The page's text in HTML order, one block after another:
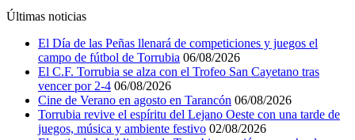
Últimas noticias
El Día de las Peñas llenará de competiciones y juegos el
campo de fútbol de Torrubia 06/08/2026
El C.F. Torrubia se alza con el Trofeo San Cayetano tras
vencer por 2-4 06/08/2026
Cine de Verano en agosto en Tarancón 06/08/2026
Torrubia revive el espíritu del Lejano Oeste con una tarde de
juegos, música y ambiente festivo 02/08/2026